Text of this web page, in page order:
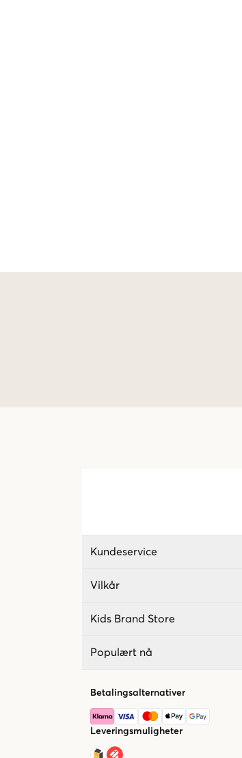
Kundeservice
Vilkår
Kids Brand Store
Populært nå
Betalingsalternativer
Leveringsmuligheter